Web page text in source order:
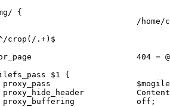
{
/home/
crop(/.+)$
404 =
$1 {
off;